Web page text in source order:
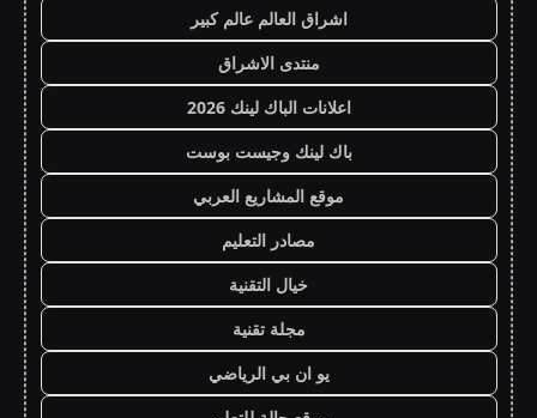
اشراق العالم عالم كبير
منتدى الاشراق
اعلانات الباك لينك 2026
باك لينك وجيست بوست
موقع المشاريع العربي
مصادر التعليم
خيال التقنية
مجلة تقنية
يو ان بي الرياضي